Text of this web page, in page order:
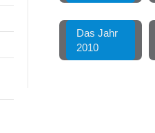
Das Jahr
2010